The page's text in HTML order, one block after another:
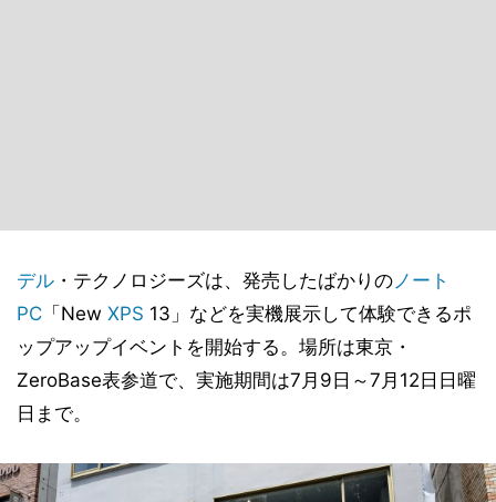
デル ・テクノロジーズは、発売したばかりのノート
PC 「New XPS 13」などを実機展示して体験できるポ
ップアップイベントを開始する。場所は東京・
ZeroBase表参道で、実施期間は7月9日～7月12日日曜
日まで。